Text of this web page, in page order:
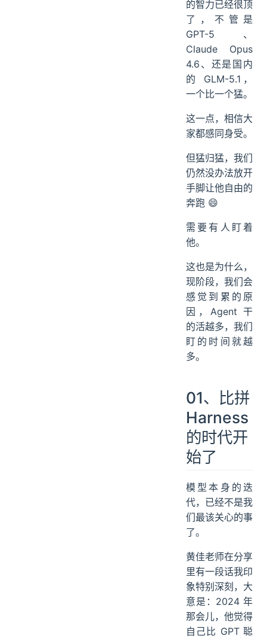
的智力已经很顶
了，不管是
GPT-5、
Claude Opus
4.6、还是国内
的 GLM-5.1，
一个比一个猛。
这一点，相信大
家都感同身受。
但猛归猛，我们
仍然没办法放开
手脚让他自由的
奔跑 😄
需要有人盯着
他。
这也是为什么，
现阶段，我们会
感觉到累的原
因，Agent 干
的活越多，我们
盯的时间就越
多。
01、比拼
Harness
的时代开
始了
模型本身的迭
代，已经不是我
们最该关心的事
了。
黄佳老师在分享
里有一段话我印
象特别深刻，大
意是：2024 年
那会儿，他觉得
自己比 GPT 聪